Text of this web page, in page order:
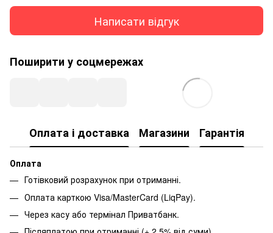
Написати відгук
Поширити у соцмережах
Оплата і доставка Магазини Гарантія
Оплата
Готівковий розрахунок при отриманні.
Оплата карткою Visa/MasterCard (LiqPay).
Через касу або термінал Приватбанк.